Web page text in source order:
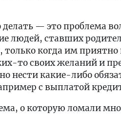
— это проблема
людей, ставших
только когда им
то своих желаний и
нести какие-либо
с выплатой
о которую ломали